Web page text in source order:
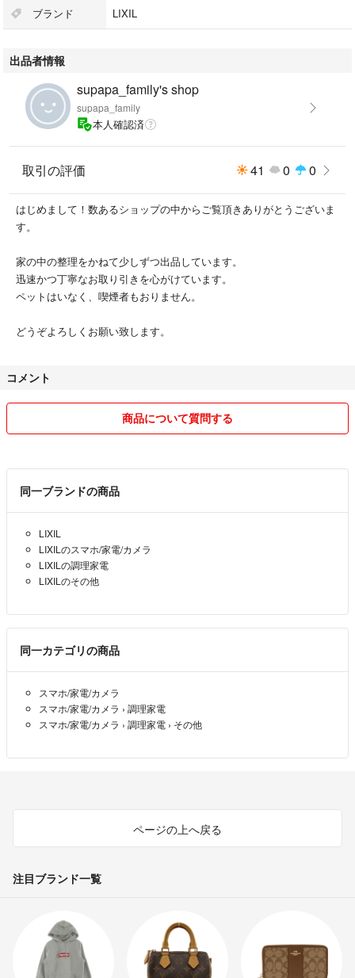
シリーズ名：イナックス（リクシル）
浄水器・整水器の設置方法：浄水器カートリッジ
#INAX(イナックス)
#JF-21
#スマホ/家電/カメラ
#調理家電
ブランド LIXIL
出品者情報
supapa_family's shop
supapa_family
本人確認済
取引の評価 41 0 0
はじめまして！数あるショップの中からご覧頂きありがとうございま
す。
家の中の整理をかねて少しずつ出品しています。
迅速かつ丁寧なお取り引きを心がけています。
ペットはいなく、喫煙者もおりません。
どうぞよろしくお願い致します。
コメント
商品について質問する
同一ブランドの商品
LIXIL
LIXILのスマホ/家電/カメラ
LIXILの調理家電
LIXILのその他
同一カテゴリの商品
スマホ/家電/カメラ
スマホ/家電/カメラ › 調理家電
スマホ/家電/カメラ › 調理家電 › その他
ページの上へ戻る
注目ブランド一覧